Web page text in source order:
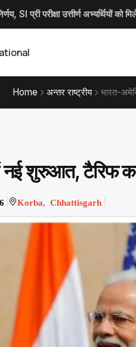
प्री परीक्षा उत्तीर्ण अभ्यर्थियों को
की सख्ती, ई-समन और ई-साक्ष्य के
जिला जल एवं स्वच्छता मिशन की
ने ली साप्ताहिक समय-सीमा की बैठक
Home अन्तर राष्ट्रीय भारत-
में नई शुरुआत, टैरिफ
Korba, Chhattisgarh